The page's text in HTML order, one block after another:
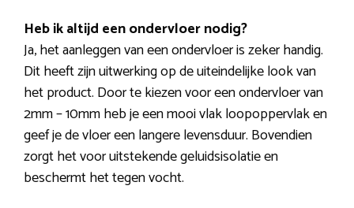
Heb ik altijd een ondervloer nodig?
Ja, het aanleggen van een ondervloer is zeker handig.
Dit heeft zijn uitwerking op de uiteindelijke look van
het product. Door te kiezen voor een ondervloer van
2mm – 10mm heb je een mooi vlak loopoppervlak en
geef je de vloer een langere levensduur. Bovendien
zorgt het voor uitstekende geluidsisolatie en
beschermt het tegen vocht.